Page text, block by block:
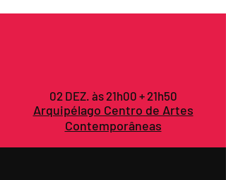
02 DEZ. às 21h00 + 21h50
Arquipélago Centro de Artes
Contemporâneas